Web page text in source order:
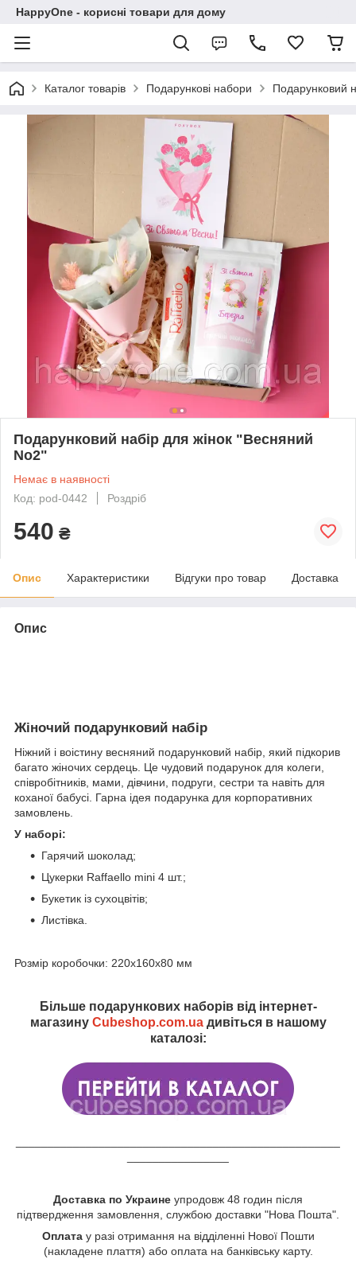
HappyOne - корисні товари для дому
Каталог товарів Подарункові набори Подарунковий
Подарунковий набір для жінок "Весняний
No2"
Немає в наявності
Код: pod-0442
Роздріб
540 ₴
Опис Характеристики Відгуки про товар Доставка
Опис
Жіночий подарунковий набір
Ніжний і воістину весняний подарунковий набір, який підкорив
багато жіночих сердець. Це чудовий подарунок для колеги,
співробітників, мами, дівчини, подруги, сестри та навіть для
коханої бабусі. Гарна ідея подарунка для корпоративних
замовлень.
У наборі:
Гарячий шоколад;
Цукерки Raffaello mini 4 шт.;
Букетик із сухоцвітів;
Листівка.
Розмір коробочки: 220х160х80 мм
Більше подарункових наборів від інтернет-
магазину Cubeshop.com.uaдивіться в нашому
каталозі:
Доставка по Украине упродовж 48 годин після
підтвердження замовлення, службою доставки "Нова Пошта".
Оплата у разі отримання на відділенні Нової Пошти
(накладене плаття) або оплата на банківську карту.